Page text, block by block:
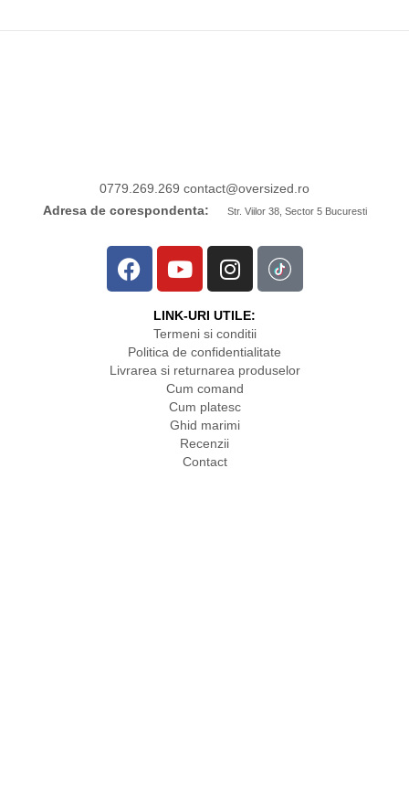
0779.269.269 contact@oversized.ro
Adresa de corespondenta:
Str. Viilor 38, Sector 5 Bucuresti
LINK-URI UTILE:
Termeni si conditii
Politica de confidentialitate
Livrarea si returnarea produselor
Cum comand
Cum platesc
Ghid marimi
Recenzii
Contact